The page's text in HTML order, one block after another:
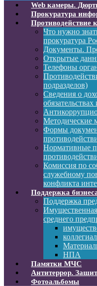
Web камеры.
Прокуратура
Противодействие
Что нужно
прокуратура
Документы.
Открытые
Телефоны
подразделов)
Сведения о
Методические
Формы
Нормативные
Комиссия по
служебному
конфликта
Поддержка
Поддержка
среднего
НПА
Памятки МЧС
Антитеррор.
Фотоальбомы